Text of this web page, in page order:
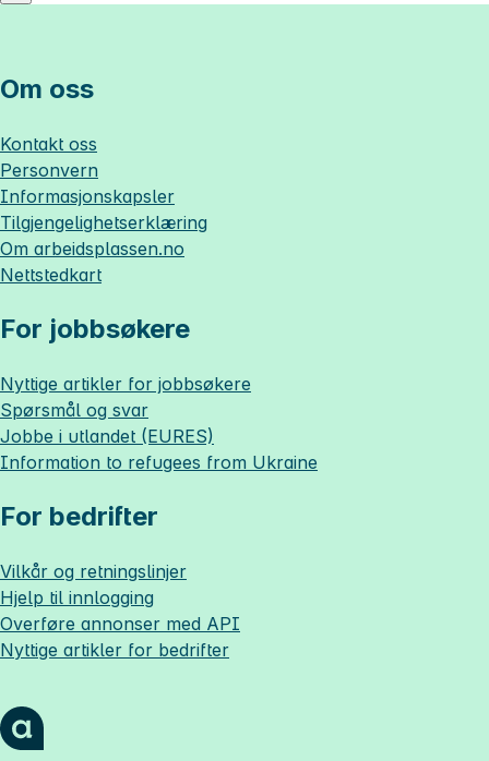
Om oss
Kontakt oss
Personvern
Informasjonskapsler
Tilgjengelighetserklæring
Om arbeidsplassen.no
Nettstedkart
For jobbsøkere
Nyttige artikler for jobbsøkere
Spørsmål og svar
Jobbe i utlandet (EURES)
Information to refugees from Ukraine
For bedrifter
Vilkår og retningslinjer
Hjelp til innlogging
Overføre annonser med API
Nyttige artikler for bedrifter